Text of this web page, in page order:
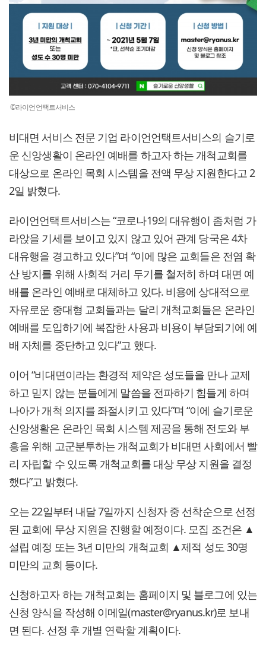
©라이언언택트서비스
비대면 서비스 전문 기업 라이언언택트서비스의 슬기로
운 신앙생활이 온라인 예배를 하고자 하는 개척교회를
대상으로 온라인 목회 시스템을 전액 무상 지원한다고 2
2일 밝혔다.
라이언언택트서비스는 “코로나19의 대유행이 좀처럼 가
라앉을 기세를 보이고 있지 않고 있어 관계 당국은 4차
대유행을 경고하고 있다”며 “이에 많은 교회들은 전염 확
산 방지를 위해 사회적 거리 두기를 철저히 하며 대면 예
배를 온라인 예배로 대체하고 있다. 비용에 상대적으로
자유로운 중대형 교회들과는 달리 개척교회들은 온라인
예배를 도입하기에 복잡한 사용과 비용이 부담되기에 예
배 자체를 중단하고 있다”고 했다.
이어 “비대면이라는 환경적 제약은 성도들을 만나 교제
하고 믿지 않는 분들에게 말씀을 전파하기 힘들게 하며
나아가 개척 의지를 좌절시키고 있다”며 “이에 슬기로운
신앙생활은 온라인 목회 시스템 제공을 통해 전도와 부
흥을 위해 고군분투하는 개척교회가 비대면 사회에서 빨
리 자립할 수 있도록 개척교회를 대상 무상 지원을 결정
했다”고 밝혔다.
오는 22일부터 내달 7일까지 신청자 중 선착순으로 선정
된 교회에 무상 지원을 진행할 예정이다. 모집 조건은 ▲
설립 예정 또는 3년 미만의 개척교회 ▲제적 성도 30명
미만의 교회 등이다.
신청하고자 하는 개척교회는 홈페이지 및 블로그에 있는
신청 양식을 작성해 이메일(master@ryanus.kr)로 보내
면 된다. 선정 후 개별 연락할 계획이다.